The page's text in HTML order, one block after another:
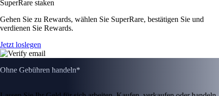
SuperRare staken
Gehen Sie zu Rewards, wählen Sie SuperRare, bestätigen Sie und
verdienen Sie Rewards.
Jetzt loslegen
Ohne Gebühren handeln*